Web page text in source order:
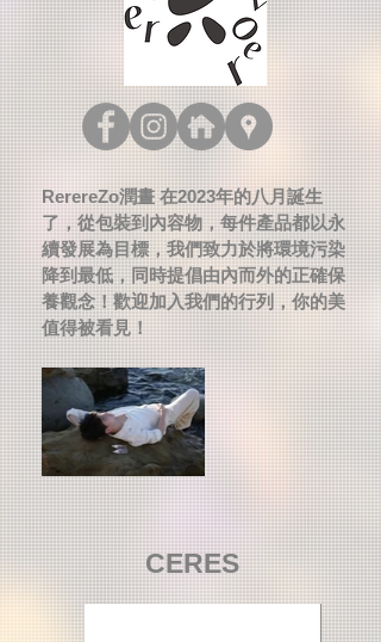
RerereZo潤晝 在2023年的八月誕生
了，從包裝到內容物，每件產品都以永
續發展為目標，我們致力於將環境污染
降到最低，同時提倡由內而外的正確保
養觀念！歡迎加入我們的行列，你的美
值得被看見！
CERES